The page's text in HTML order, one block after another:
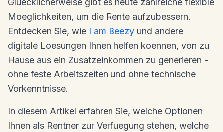
Moeglichkeiten, um die Rente aufzubessern.
Entdecken Sie, wie I am Beezy und andere
digitale Loesungen Ihnen helfen koennen, von zu
Hause aus ein Zusatzeinkommen zu generieren -
ohne feste Arbeitszeiten und ohne technische
Vorkenntnisse.
In diesem Artikel erfahren Sie, welche Optionen
Ihnen als Rentner zur Verfuegung stehen, welche